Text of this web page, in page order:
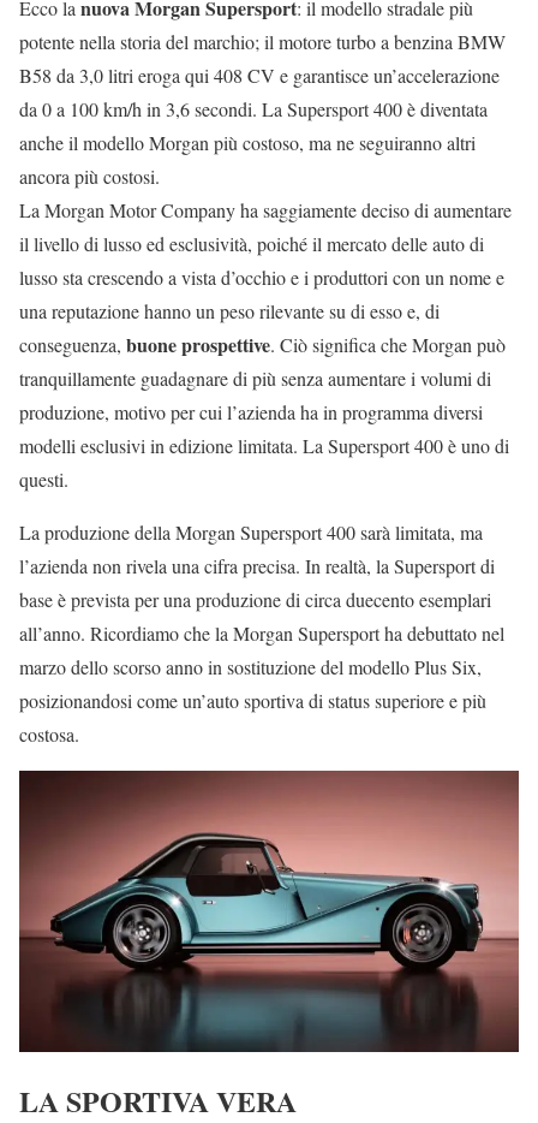
Ecco la nuova Morgan Supersport: il modello stradale più
potente nella storia del marchio; il motore turbo a benzina BMW
B58 da 3,0 litri eroga qui 408 CV e garantisce un’accelerazione
da 0 a 100 km/h in 3,6 secondi. La Supersport 400 è diventata
anche il modello Morgan più costoso, ma ne seguiranno altri
ancora più costosi.
La Morgan Motor Company ha saggiamente deciso di aumentare
il livello di lusso ed esclusività, poiché il mercato delle auto di
lusso sta crescendo a vista d’occhio e i produttori con un nome e
una reputazione hanno un peso rilevante su di esso e, di
conseguenza, buone prospettive. Ciò significa che Morgan può
tranquillamente guadagnare di più senza aumentare i volumi di
produzione, motivo per cui l’azienda ha in programma diversi
modelli esclusivi in edizione limitata. La Supersport 400 è uno di
questi.
La produzione della Morgan Supersport 400 sarà limitata, ma
l’azienda non rivela una cifra precisa. In realtà, la Supersport di
base è prevista per una produzione di circa duecento esemplari
all’anno. Ricordiamo che la Morgan Supersport ha debuttato nel
marzo dello scorso anno in sostituzione del modello Plus Six,
posizionandosi come un’auto sportiva di status superiore e più
costosa.
LA SPORTIVA VERA